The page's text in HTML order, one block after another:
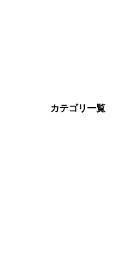
カテゴリ一覧